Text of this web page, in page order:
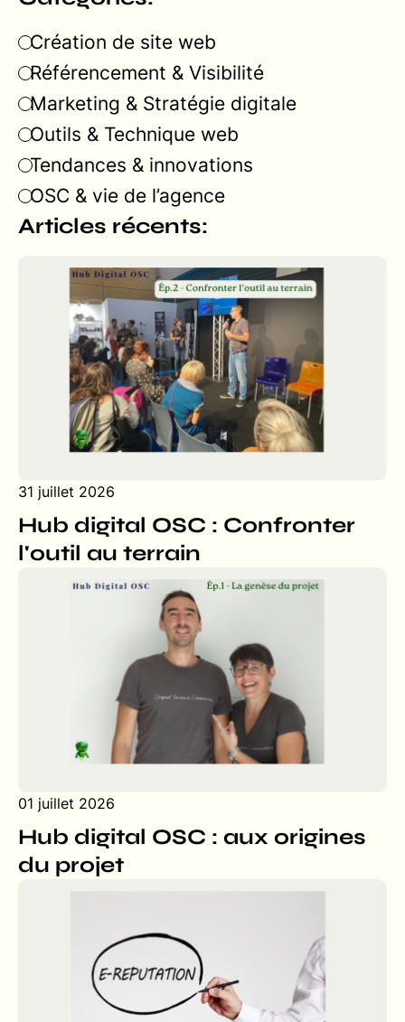
Création de site web
Référencement & Visibilité
Marketing & Stratégie digitale
Outils & Technique web
Tendances & innovations
OSC & vie de l’agence
Articles récents:
31 juillet 2026
Hub digital OSC : Confronter
l'outil au terrain
01 juillet 2026
Hub digital OSC : aux origines
du projet